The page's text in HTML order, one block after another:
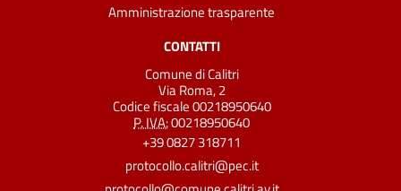
Amministrazione trasparente
CONTATTI
Comune di Calitri
Via Roma, 2
Codice fiscale 00218950640
P. IVA:00218950640
+39 0827 318711
protocollo.calitri@pec.it